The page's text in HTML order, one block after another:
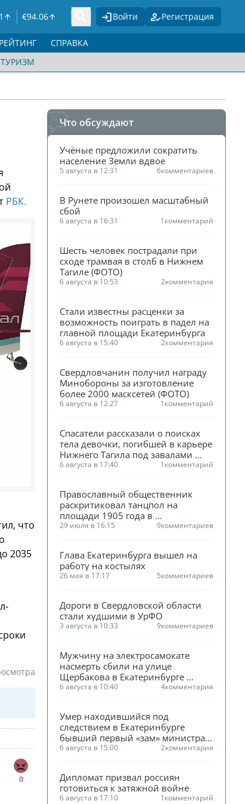
€94.06 Войти Регистрация
ТУРИЗМ
РЕЙТИНГ СПРАВКА
РБК.
что
2035
0
Что обсуждают
Учёные предложили сократить
население Земли вдвое
5 августа в 12:31 6комментариев
В Рунете произошел масштабный
сбой
6 августа в 16:31 1комментарий
Шесть человек пострадали при
сходе трамвая в столб в Нижнем
Тагиле (ФОТО)
6 августа в 10:53 2комментария
Стали известны расценки за
возможность поиграть в падел на
главной площади Екатеринбурга
6 августа в 15:40 2комментария
Свердловчанин получил награду
Минобороны за изготовление
более 2000 масксетей (ФОТО)
6 августа в 12:27 1комментарий
Спасатели рассказали о поисках
тела девочки, погибшей в карьере
Нижнего Тагила под завалами
песка
6 августа в 17:40 1комментарий
Православный общественник
раскритиковал танцпол на
площади 1905 года в
Екатеринбурге
29 июля в 16:15 9комментариев
Глава Екатеринбурга вышел на
работу на костылях
26 мая в 17:17 5комментариев
Дороги в Свердловской области
стали худшими в УрФО
3 августа в 10:33 9комментариев
Мужчину на электросамокате
насмерть сбили на улице
Щербакова в Екатеринбурге
(ФОТО)
6 августа в 10:40 4комментария
Умер находившийся под
следствием в Екатеринбурге
бывший первый «зам» министра
ЖКХ Смирнова
6 августа в 15:00 2комментария
Дипломат призвал россиян
готовиться к затяжной войне
6 августа в 17:10 1комментарий